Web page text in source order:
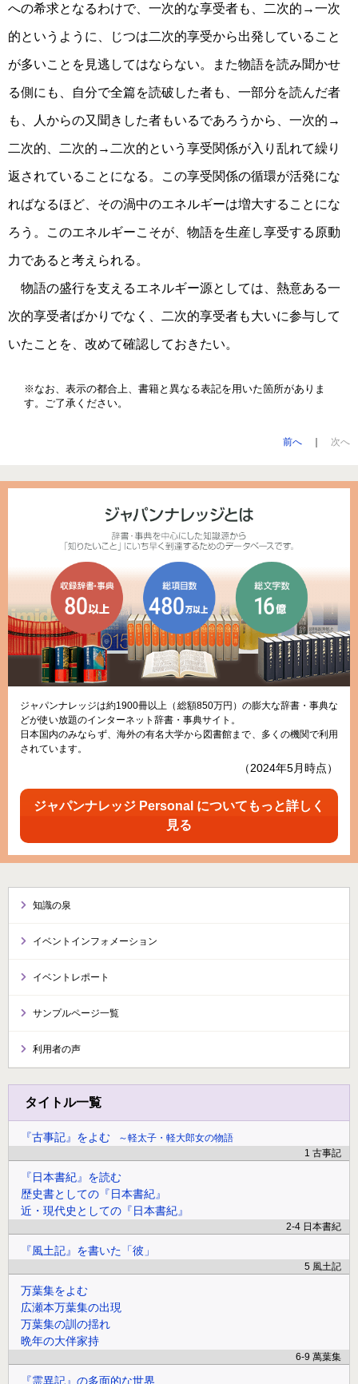
への希求となるわけで、一次的な享受者も、二次的→一次
的というように、じつは二次的享受から出発していること
が多いことを見逃してはならない。また物語を読み聞かせ
る側にも、自分で全篇を読破した者も、一部分を読んだ者
も、人からの又聞きした者もいるであろうから、一次的→
二次的、二次的→二次的という享受関係が入り乱れて繰り
返されていることになる。この享受関係の循環が活発にな
ればなるほど、その渦中のエネルギーは増大することにな
ろう。このエネルギーこそが、物語を生産し享受する原動
力であると考えられる。
物語の盛行を支えるエネルギー源としては、熱意ある一
次的享受者ばかりでなく、二次的享受者も大いに参与して
いたことを、改めて確認しておきたい。
※なお、表示の都合上、書籍と異なる表記を用いた箇所がありま
す。ご了承ください。
前へ ｜ 次へ
ジャパンナレッジは約1900冊以上（総額850万円）の膨大な辞書・事典な
どが使い放題のインターネット辞書・事典サイト。
日本国内のみならず、海外の有名大学から図書館まで、多くの機関で利用
されています。
（2024年5月時点）
ジャパンナレッジ Personal についてもっと詳しく
見る
知識の泉
イベントインフォメーション
イベントレポート
サンプルページ一覧
利用者の声
タイトル一覧
『古事記』をよむ
軽太子・軽大郎女の物語
1 古事記
『日本書紀』を読む
歴史書としての『日本書紀』
近・現代史としての『日本書紀』
2-4 日本書紀
『風土記』を書いた「彼」
5 風土記
万葉集をよむ
広瀬本万葉集の出現
万葉集の訓の揺れ
晩年の大伴家持
6-9 萬葉集
『霊異記』の多面的な世界